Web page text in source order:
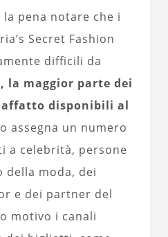
pena notare che i
Secret Fashion
difficili da
la maggior parte dei
disponibili al
assegna un numero
a celebrità, persone
della moda, dei
e dei partner del
motivo i canali